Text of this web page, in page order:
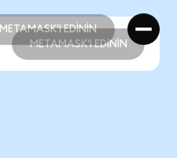
METAMASK'I EDİNİN
METAMASK'I EDİNİN
METAMASK'I EDİNİN